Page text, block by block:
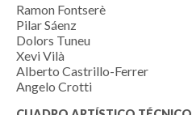
Ramon Fontserè
Pilar Sáenz
Dolors Tuneu
Xevi Vilà
Alberto Castrillo-Ferrer
Angelo Crotti